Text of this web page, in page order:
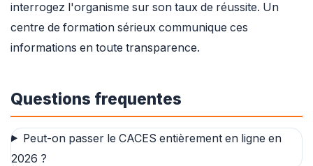
interrogez l'organisme sur son taux de réussite. Un
centre de formation sérieux communique ces
informations en toute transparence.
Questions frequentes
Peut-on passer le CACES entièrement en ligne en
2026 ?